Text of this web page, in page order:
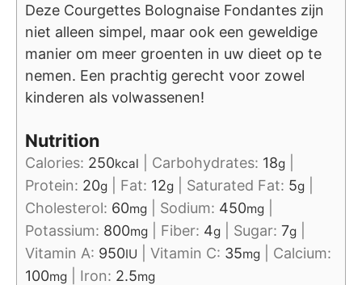
Deze Courgettes Bolognaise Fondantes zijn
niet alleen simpel, maar ook een geweldige
manier om meer groenten in uw dieet op te
nemen. Een prachtig gerecht voor zowel
kinderen als volwassenen!
Nutrition
Calories: 250kcal Carbohydrates: 18g
Protein: 20g Fat: 12g Saturated Fat: 5g
Cholesterol: 60mg Sodium: 450mg
Potassium: 800mg Fiber: 4g Sugar: 7g
Vitamin A: 950IU Vitamin C: 35mg
Calcium:
100mg Iron: 2.5mg